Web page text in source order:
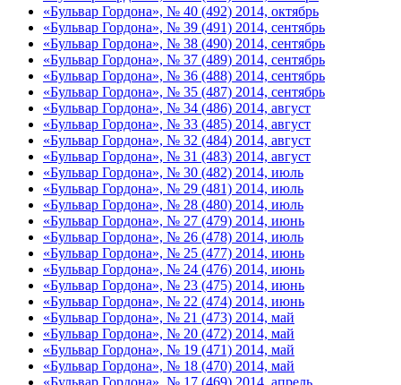
«Бульвар Гордона», № 40 (492) 2014, октябрь
«Бульвар Гордона», № 39 (491) 2014, сентябрь
«Бульвар Гордона», № 38 (490) 2014, сентябрь
«Бульвар Гордона», № 37 (489) 2014, сентябрь
«Бульвар Гордона», № 36 (488) 2014, сентябрь
«Бульвар Гордона», № 35 (487) 2014, сентябрь
«Бульвар Гордона», № 34 (486) 2014, август
«Бульвар Гордона», № 33 (485) 2014, август
«Бульвар Гордона», № 32 (484) 2014, август
«Бульвар Гордона», № 31 (483) 2014, август
«Бульвар Гордона», № 30 (482) 2014, июль
«Бульвар Гордона», № 29 (481) 2014, июль
«Бульвар Гордона», № 28 (480) 2014, июль
«Бульвар Гордона», № 27 (479) 2014, июнь
«Бульвар Гордона», № 26 (478) 2014, июль
«Бульвар Гордона», № 25 (477) 2014, июнь
«Бульвар Гордона», № 24 (476) 2014, июнь
«Бульвар Гордона», № 23 (475) 2014, июнь
«Бульвар Гордона», № 22 (474) 2014, июнь
«Бульвар Гордона», № 21 (473) 2014, май
«Бульвар Гордона», № 20 (472) 2014, май
«Бульвар Гордона», № 19 (471) 2014, май
«Бульвар Гордона», № 18 (470) 2014, май
«Бульвар Гордона», № 17 (469) 2014, апрель